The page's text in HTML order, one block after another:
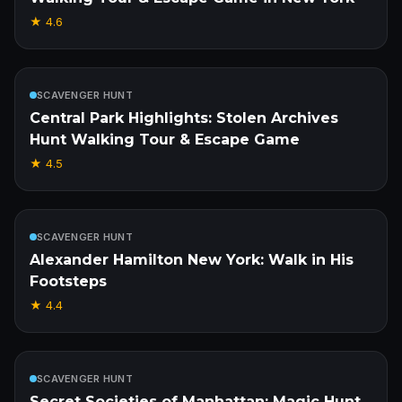
★ 4.6
SCAVENGER HUNT
Central Park Highlights: Stolen Archives
Hunt Walking Tour & Escape Game
★ 4.5
SCAVENGER HUNT
Alexander Hamilton New York: Walk in His
Footsteps
★ 4.4
SCAVENGER HUNT